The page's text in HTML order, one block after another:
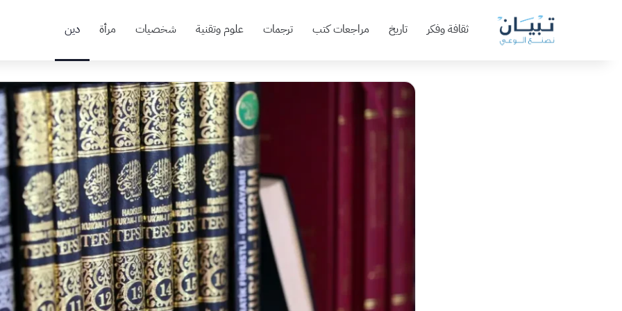
ثقافة وفكر تاريخ مراجعات كتب ترجمات علوم وتقنية شخصيات مرأة دين